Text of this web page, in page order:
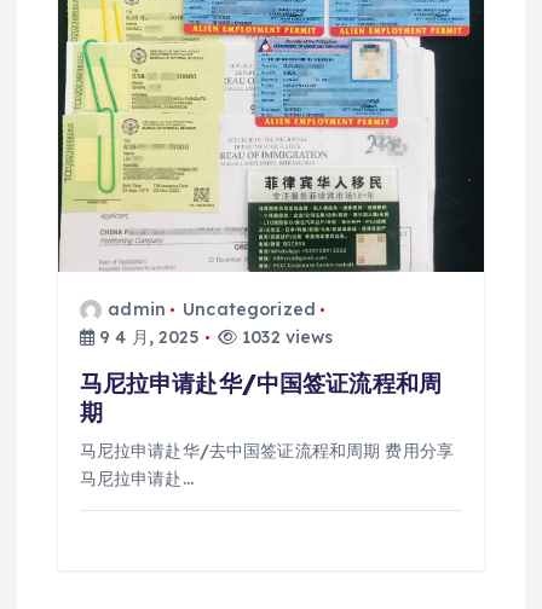
admin
Uncategorized
9 4 月, 2025
1032 views
马尼拉申请赴华/中国签证流程和周
期
马尼拉申请赴华/去中国签证流程和周期 费用分享
马尼拉申请赴…